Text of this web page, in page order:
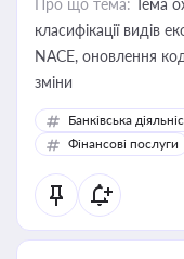
Про що тема: Тема
класифікації видів
NACE, оновлення
зміни
Банківська
Фінансові послуги